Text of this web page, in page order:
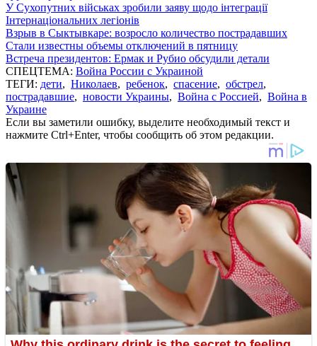
У Сухопутних військах зробили заяву щодо інтеграції
Інтернаціональних легіонів
Взрыв в Сыктывкаре: возросло количество пострадавших
Стали известны объемы отключений в пятницу
Встреча президентов: Ермак и Рубио обсудили детали
СПЕЦТЕМА: Война России с Украиной
ТЕГИ: дети, Николаев, ребенок, спасение, обстрел,
пострадавшие, новости Украины, Война с Россией, Война в
Украине
Если вы заметили ошибку, выделите необходимый текст и
нажмите Ctrl+Enter, чтобы сообщить об этом редакции.